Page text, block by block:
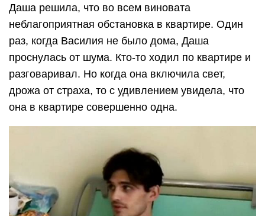
Даша решила, что во всем виновата
неблагоприятная обстановка в квартире. Один
раз, когда Василия не было дома, Даша
проснулась от шума. Кто-то ходил по квартире и
разговаривал. Но когда она включила свет,
дрожа от страха, то с удивлением увидела, что
она в квартире совершенно одна.